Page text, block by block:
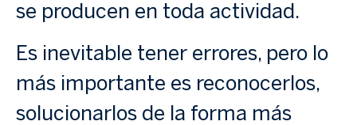
se producen en toda actividad.
Es inevitable tener errores, pero lo
más importante es reconocerlos,
solucionarlos de la forma más